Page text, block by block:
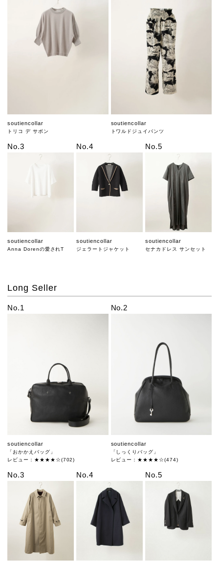
soutiencollar
トリコ デ サボン
soutiencollar
トワルドジュイパンツ
No.3
soutiencollar
Anna Dorenの愛されT
No.4
soutiencollar
ジェラートジャケット
No.5
soutiencollar
セナカドレス サンセット
Long Seller
No.1
soutiencollar
「おかかえバッグ」
レビュー：★★★★☆(702)
No.2
soutiencollar
「しっくりバッグ」
レビュー：★★★★☆(474)
No.3 No.4 No.5